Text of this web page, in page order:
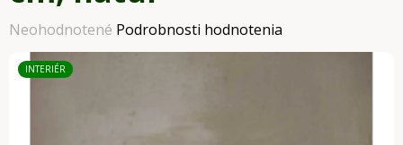
Priemerné
hodnotenie
produktu
Neohodnotené Podrobnosti hodnotenia
INTERIÉR